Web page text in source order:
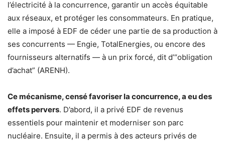
l’électricité à la concurrence, garantir un accès équitable
aux réseaux, et protéger les consommateurs. En pratique,
elle a imposé à EDF de céder une partie de sa production à
ses concurrents — Engie, TotalEnergies, ou encore des
fournisseurs alternatifs — à un prix forcé, dit d’“obligation
d’achat” (ARENH).
Ce mécanisme, censé favoriser la concurrence, a eu des
effets pervers. D’abord, il a privé EDF de revenus
essentiels pour maintenir et moderniser son parc
nucléaire. Ensuite, il a permis à des acteurs privés de